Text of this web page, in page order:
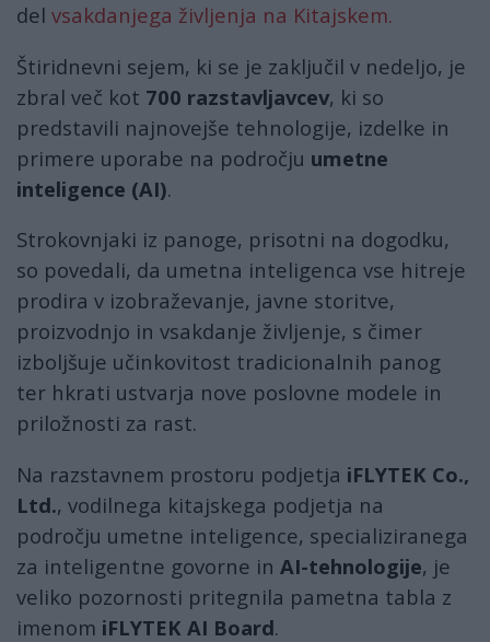
del vsakdanjega življenja na Kitajskem.
Štiridnevni sejem, ki se je zaključil v nedeljo, je
zbral več kot 700 razstavljavcev, ki so
predstavili najnovejše tehnologije, izdelke in
primere uporabe na področju umetne
inteligence (AI).
Strokovnjaki iz panoge, prisotni na dogodku,
so povedali, da umetna inteligenca vse hitreje
prodira v izobraževanje, javne storitve,
proizvodnjo in vsakdanje življenje, s čimer
izboljšuje učinkovitost tradicionalnih panog
ter hkrati ustvarja nove poslovne modele in
priložnosti za rast.
Na razstavnem prostoru podjetja iFLYTEK Co.,
Ltd., vodilnega kitajskega podjetja na
področju umetne inteligence, specializiranega
za inteligentne govorne in AI-tehnologije, je
veliko pozornosti pritegnila pametna tabla z
imenom iFLYTEK AI Board.